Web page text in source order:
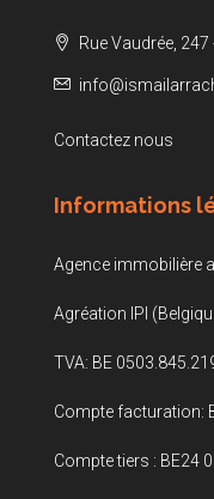
Rue Vaudrée, 247
Contactez nous
Informations
Agence immobilière
Agréation IPI
TVA: BE
Compte facturation:
Compte tiers : BE24